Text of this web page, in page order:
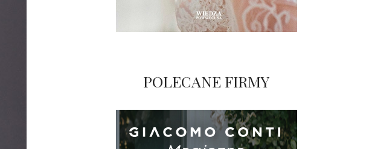
POLECANE FIRMY